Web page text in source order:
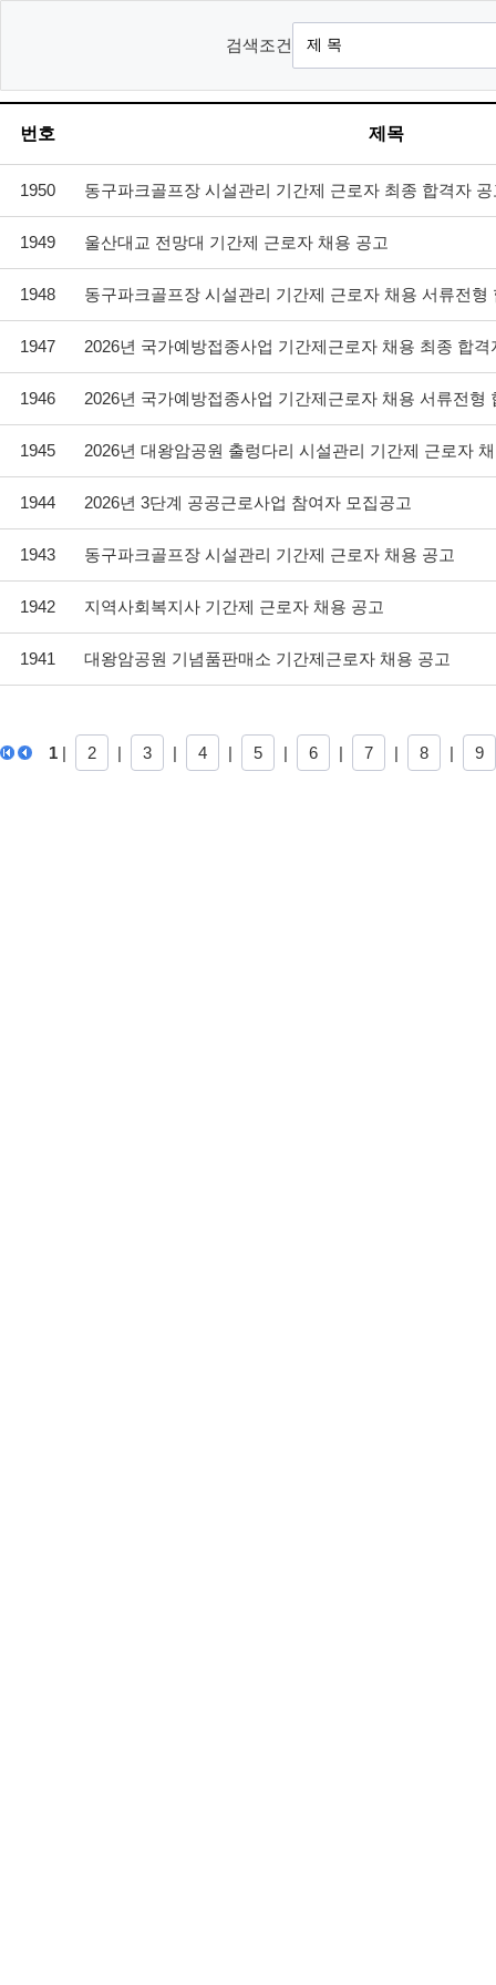
검색조건
번호 제목
1950 동구파크골프장 시설관리 기간제 근로자 최종 합격자 공
1949 울산대교 전망대 기간제 근로자 채용 공고
1948 동구파크골프장 시설관리 기간제 근로자 채용 서류전형
1947 2026년 국가예방접종사업 기간제근로자 채용 최종 합격
1946 2026년 국가예방접종사업 기간제근로자 채용 서류전형
1945 2026년 대왕암공원 출렁다리 시설관리 기간제 근로자
1944 2026년 3단계 공공근로사업 참여자 모집공고
1943 동구파크골프장 시설관리 기간제 근로자 채용 공고
1942 지역사회복지사 기간제 근로자 채용 공고
1941 대왕암공원 기념품판매소 기간제근로자 채용 공고
1 | 2 | 3 | 4 | 5 | 6 | 7 | 8 | 9